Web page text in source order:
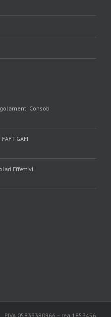
Consob
GAFI
Effettivi
PIVA 05833380966 – rea 1853456